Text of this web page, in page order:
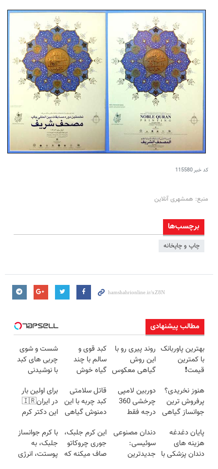
کد خبر115580
منبع: همشهری آنلاین
برچسب‌ها
چاپ و چاپخانه
مطالب پیشنهادی
بهترین پاوربانک
با کمترین
قیمت❗
روند پیری رو با
این روش
گیاهی معکوس
کبد قوی و
سالم با چند
گیاه خوش
شست و شوی
چربی های کبد
با نوشیدنی
هنوز نخریدی؟
پرفروش ترین
جوانساز گیاهی
دوربین لامپی
چرخشی 360
درجه فقط
🔥 پرداخت
درب منزل
قاتل سلامتی
کبد چربه با این
دمنوش گیاهی
برای اولین بار
در ایران🇮🇷
این دکتر کرم
روزه ساخت!
پایان دغدغه
هزینه های
دندان پزشکی با
دندان مصنوعی
سوئیسی:
جدیدترین
این کرم جلبک،
جوری چروکاتو
صاف میکنه که
با کرم جوانساز
جلبک، به
پوستت، انرژی